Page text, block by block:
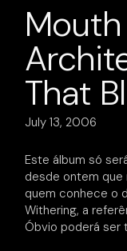
That
July 13, 2006
Este álbum só
desde ontem que
quem conhece o
Withering, a
Óbvio poderá ser